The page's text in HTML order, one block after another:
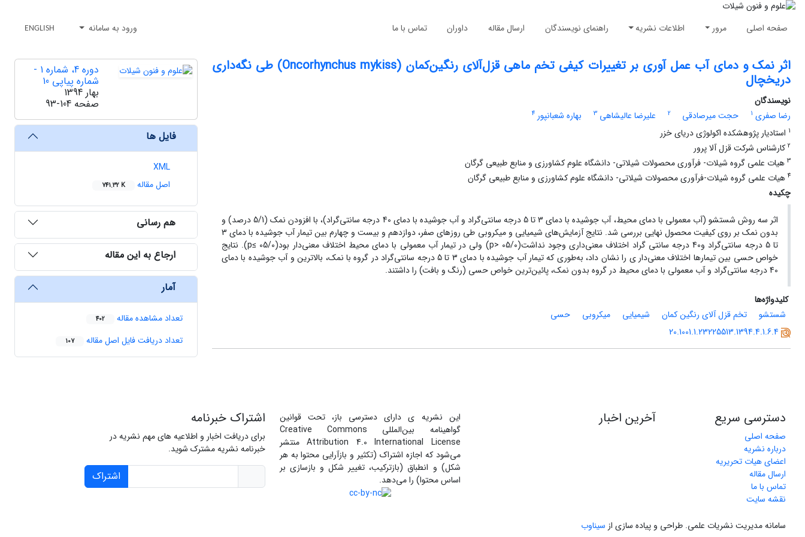
صفحه اصلی مرور اطلاعات نشریه راهنمای نویسندگان ارسال مقاله داوران تماس با ما ورود به سامانه ENGLISH
اثر نمک و دمای آب عمل آوری بر تغییرات کیفی تخم ماهی قزل‌آلای رنگین‌کمان (Oncorhynchus mykiss) طی نگه‌داری
دریخچال
نویسندگان
رضا صفری 1 حجت میرصادقی 2 علیرضا عالیشاهی 3 بهاره شعبانپور 4
1 استادیار پژوهشکده اکولوژی دریای خزر
2 کارشناس شرکت قزل آلا پرور
3 هیات علمی گروه شیلات- فرآوری محصولات شیلاتی- دانشگاه علوم کشاورزی و منابع طبیعی گرگان
4 هیات علمی گروه شیلات-فرآوری محصولات شیلاتی- دانشگاه علوم کشاورزی و منابع طبیعی گرگان
چکیده
اثر سه روش شستشو (آب معمولی با دمای محیط، آب جوشیده با دمای 3 تا 5 درجه سانتی‌گراد و آب جوشیده با دمای 40 درجه سانتی‌گراد)، با افزودن نمک (5/1 درصد) و
بدون نمک بر روی کیفیت محصول نهایی بررسی شد. نتایج آزمایش‌های شیمیایی و میکروبی طی روزهای صفر، دوازدهم و بیست و چهارم بین تیمار آب جوشیده با دمای 3
تا 5 درجه سانتی‌گراد و40 درجه سانتی گراد اختلاف معنی‌داری وجود نداشت(05/0 <p) ولی در تیمار آب معمولی با دمای محیط اختلاف معنی‌دار بود(05/0 ≥p). نتایج
خواص حسی بین تیمارها اختلاف معنی‌دار ی را نشان داد، به‌طوری که تیمار آب جوشیده با دمای 3 تا 5 درجه سانتی‌گراد در گروه با نمک، بالاترین و آب جوشیده با دمای
40 درجه سانتی‌گراد و آب معمولی با دمای محیط در گروه بدون نمک، پائین‌ترین خواص حسی (‌رنگ و بافت) را داشتند.
کلیدواژه‌ها
شستشو
تخم قزل آلای رنگین کمان شیمیایی میکروبی
حسی
20.1001.1.23225513.1394.4.1.6.4
دوره 4، شماره 1 -
شماره پیاپی 10
بهار 1394
صفحه 93-104
فایل ها
XML
اصل مقاله
741.32 K
هم رسانی
ارجاع به این مقاله
آمار
تعداد مشاهده مقاله 402
تعداد دریافت فایل اصل مقاله 107
دسترسی سریع
صفحه اصلی
درباره نشریه
اعضای هیات تحریریه
ارسال مقاله
تماس با ما
نقشه سایت
آخرین اخبار
این نشریه ی دارای دسترسی باز، تحت قوانین
گواهینامه بین‌المللی Creative Commons
Attribution 4.0 International License منتشر
می‌شود که اجازه اشتراک (تکثیر و بازآرایی محتوا به هر
شکل) و انطباق (بازترکیب، تغییر شکل و بازسازی بر
اساس محتوا) را می‌دهد.
اشتراک خبرنامه
برای دریافت اخبار و اطلاعیه های مهم نشریه در
خبرنامه نشریه مشترک شوید.
اشتراک
سامانه مدیریت نشریات علمی. طراحی و پیاده سازی از سیناوب